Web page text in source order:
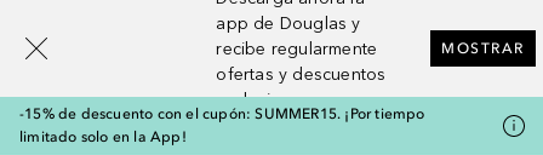
app de Douglas y
recibe regularmente
ofertas y descuentos
exclusivos
MOSTRAR
-15% de descuento con el cupón: SUMMER15. ¡Por tiempo
limitado solo en la App!
[navigation.slideout.screenreader]